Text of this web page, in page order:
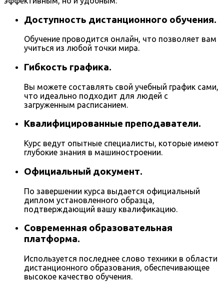
Доступность дистанционного обучения.
Обучение проводится онлайн, что позволяет вам
учиться из любой точки мира.
Гибкость графика.
Вы можете составлять свой учебный график сами,
что идеально подходит для людей с
загруженным расписанием.
Квалифицированные преподаватели.
Курс ведут опытные специалисты, которые имеют
глубокие знания в машиностроении.
Официальный документ.
По завершении курса выдается официальный
диплом установленного образца,
подтверждающий вашу квалификацию.
Современная образовательная
платформа.
Используется последнее слово техники в области
дистанционного образования, обеспечивающее
высокое качество обучения.